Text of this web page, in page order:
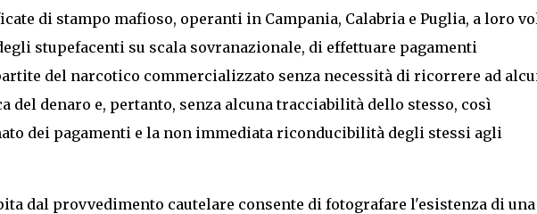
di stampo mafioso, operanti in Campania, Calabria e Puglia, a loro
stupefacenti su scala sovranazionale, di effettuare pagamenti
del narcotico commercializzato senza necessità di ricorrere ad
del denaro e, pertanto, senza alcuna tracciabilità dello stesso, così
dei pagamenti e la non immediata riconducibilità degli stessi agli
dal provvedimento cautelare consente di fotografare l'esistenza di una